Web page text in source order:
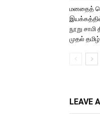
மனதைத்
நூறு
முதல்
LEAVE